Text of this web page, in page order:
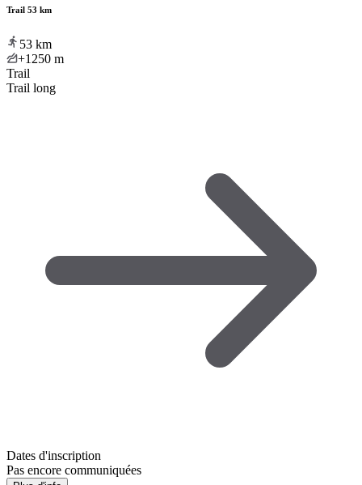
Trail 53 km
53 km
+1250 m
Trail
Trail long
Dates d'inscription
Pas encore communiquées